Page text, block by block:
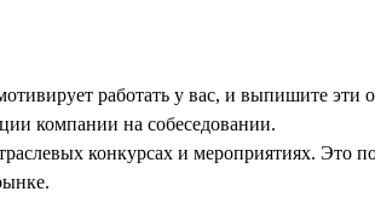
работать у вас, и выпишите эти
компании на собеседовании.
конкурсах и мероприятиях. Это